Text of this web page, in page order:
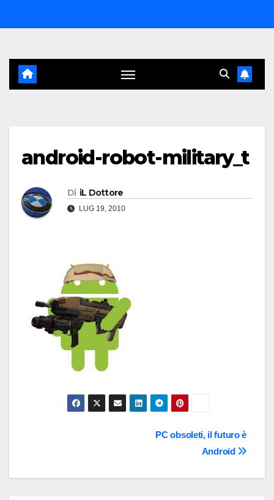
al
android-robot-military_t
Di iL Dottore
LUG 19, 2010
PC obsoleti, il futuro è
Android